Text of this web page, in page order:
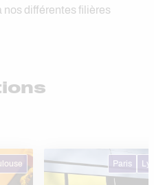
nos différentes filières
Paris